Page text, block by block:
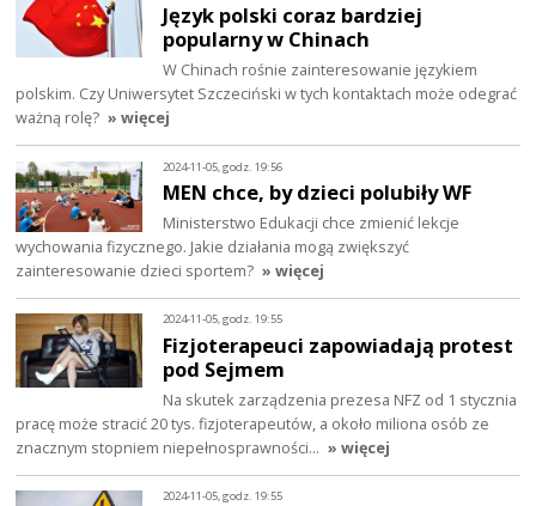
Język polski coraz bardziej
popularny w Chinach
W Chinach rośnie zainteresowanie językiem
polskim. Czy Uniwersytet Szczeciński w tych kontaktach może odegrać
ważną rolę? » więcej
2024-11-05, godz. 19:56
MEN chce, by dzieci polubiły WF
Ministerstwo Edukacji chce zmienić lekcje
wychowania fizycznego. Jakie działania mogą zwiększyć
zainteresowanie dzieci sportem? » więcej
2024-11-05, godz. 19:55
Fizjoterapeuci zapowiadają protest
pod Sejmem
Na skutek zarządzenia prezesa NFZ od 1 stycznia
pracę może stracić 20 tys. fizjoterapeutów, a około miliona osób ze
znacznym stopniem niepełnosprawności… » więcej
2024-11-05, godz. 19:55